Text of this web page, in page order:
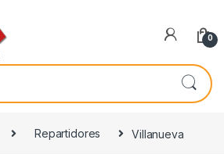
0
Repartidores Villanueva